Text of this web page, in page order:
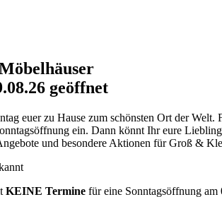
geöffnet
euer zu Hause zum schönsten Ort der
ein. Dann könnt Ihr eure
und besondere Aktionen für Groß &
KEINE Termine für eine Sonntagsöffnung am